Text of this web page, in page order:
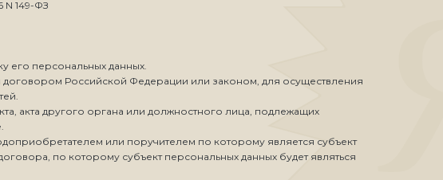
149-ФЗ
его персональных данных.
Российской Федерации или законом, для осуществления
акта другого органа или должностного лица, подлежащих
или поручителем по которому является субъект
по которому субъект персональных данных будет являться